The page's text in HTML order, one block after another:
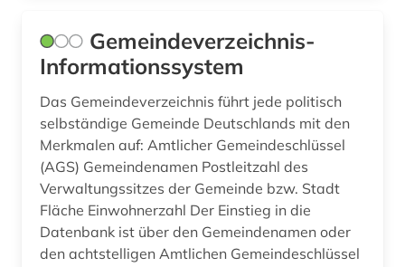
bauphysik (1)
bauplanung (1)
baupreis (1)
bauprodukt (3)
baurecht (13)
bausanierung (1)
Gemeindeverzeichnis-
Informationssystem
Das Gemeindeverzeichnis führt jede politisch
selbständige Gemeinde Deutschlands mit den
Merkmalen auf: Amtlicher Gemeindeschlüssel
(AGS) Gemeindenamen Postleitzahl des
Verwaltungssitzes der Gemeinde bzw. Stadt
Fläche Einwohnerzahl Der Einstieg in die
Datenbank ist über den Gemeindenamen oder
den achtstelligen Amtlichen Gemeindeschlüssel